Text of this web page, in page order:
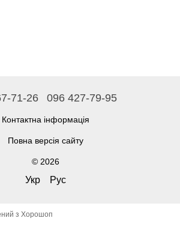
71-26 096 427-79-95
Контактна інформація
Повна версія сайту
© 2026
Укр Рус
з Хорошоп